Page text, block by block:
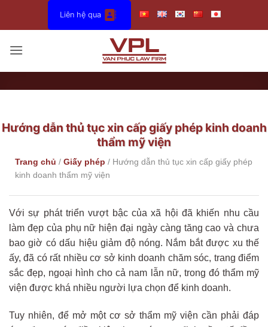
dung
Liên hệ qua
Hướng dẫn thủ tục xin cấp giấy phép kinh doanh
thẩm mỹ viện
Trang chủ / Giấy phép / Hướng dẫn thủ tục xin cấp giấy phép
kinh doanh thẩm mỹ viện
Với sự phát triển vượt bậc của xã hội đã khiến nhu cầu
làm đẹp của phụ nữ hiện đại ngày càng tăng cao và chưa
bao giờ có dấu hiệu giảm độ nóng. Nắm bắt được xu thế
ấy, đã có rất nhiều cơ sở kinh doanh chăm sóc, trang điểm
sắc đẹp, ngoại hình cho cả nam lẫn nữ, trong đó thẩm mỹ
viện được khá nhiều người lựa chọn để kinh doanh.
Tuy nhiên, để mở một cơ sở thẩm mỹ viện cần phải đáp